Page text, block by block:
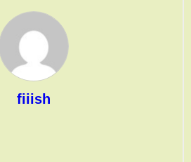
fiiish